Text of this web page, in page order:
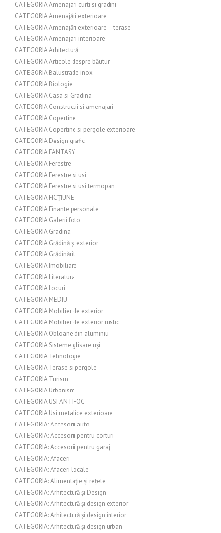
CATEGORIA Amenajari curti si gradini
CATEGORIA Amenajări exterioare
CATEGORIA Amenajări exterioare – terase
CATEGORIA Amenajari interioare
CATEGORIA Arhitectură
CATEGORIA Articole despre băuturi
CATEGORIA Balustrade inox
CATEGORIA Biologie
CATEGORIA Casa si Gradina
CATEGORIA Constructii si amenajari
CATEGORIA Copertine
CATEGORIA Copertine si pergole exterioare
CATEGORIA Design grafic
CATEGORIA FANTASY
CATEGORIA Ferestre
CATEGORIA Ferestre si usi
CATEGORIA Ferestre si usi termopan
CATEGORIA FICȚIUNE
CATEGORIA Finante personale
CATEGORIA Galerii foto
CATEGORIA Gradina
CATEGORIA Grădină și exterior
CATEGORIA Grădinărit
CATEGORIA Imobiliare
CATEGORIA Literatura
CATEGORIA Locuri
CATEGORIA MEDIU
CATEGORIA Mobilier de exterior
CATEGORIA Mobilier de exterior rustic
CATEGORIA Obloane din aluminiu
CATEGORIA Sisteme glisare uși
CATEGORIA Tehnologie
CATEGORIA Terase si pergole
CATEGORIA Turism
CATEGORIA Urbanism
CATEGORIA USI ANTIFOC
CATEGORIA Usi metalice exterioare
CATEGORIA: Accesorii auto
CATEGORIA: Accesorii pentru corturi
CATEGORIA: Accesorii pentru garaj
CATEGORIA: Afaceri
CATEGORIA: Afaceri locale
CATEGORIA: Alimentație și rețete
CATEGORIA: Arhitectură și Design
CATEGORIA: Arhitectură și design exterior
CATEGORIA: Arhitectură și design interior
CATEGORIA: Arhitectură și design urban